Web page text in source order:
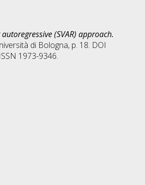
(SVAR) approach.
di Bologna, p. 18. DOI
1973-9346.